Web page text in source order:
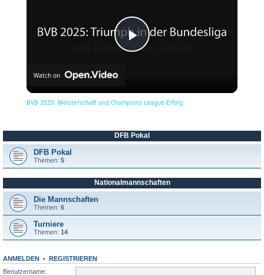
P
V
d
Watch on
BVB 2025: Meisterschaft und Champions League-Erfolg
DFB Pokal
DFB Pokal
Themen: 5
Nationalmannschaften
Die Mannschaften
Themen: 6
Turniere
Themen: 14
ANMELDEN •
REGISTRIEREN
Benutzername: